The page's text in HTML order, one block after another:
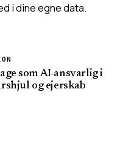
i dine egne data.
som AI-ansvarlig i
og ejerskab